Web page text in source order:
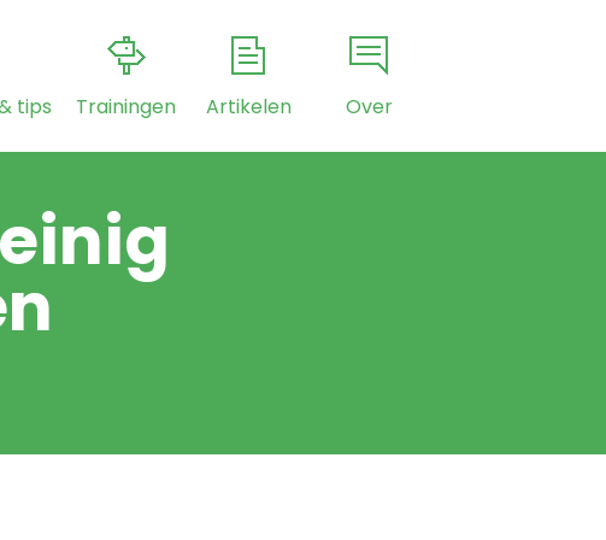
tips Trainingen Artikelen Over